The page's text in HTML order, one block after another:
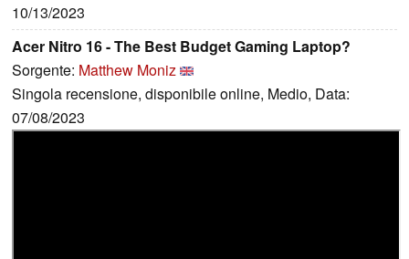
10/13/2023
Acer Nitro 16 - The Best Budget Gaming Laptop?
Sorgente: Matthew Moniz
Singola recensione, disponibile online, Medio, Data:
07/08/2023